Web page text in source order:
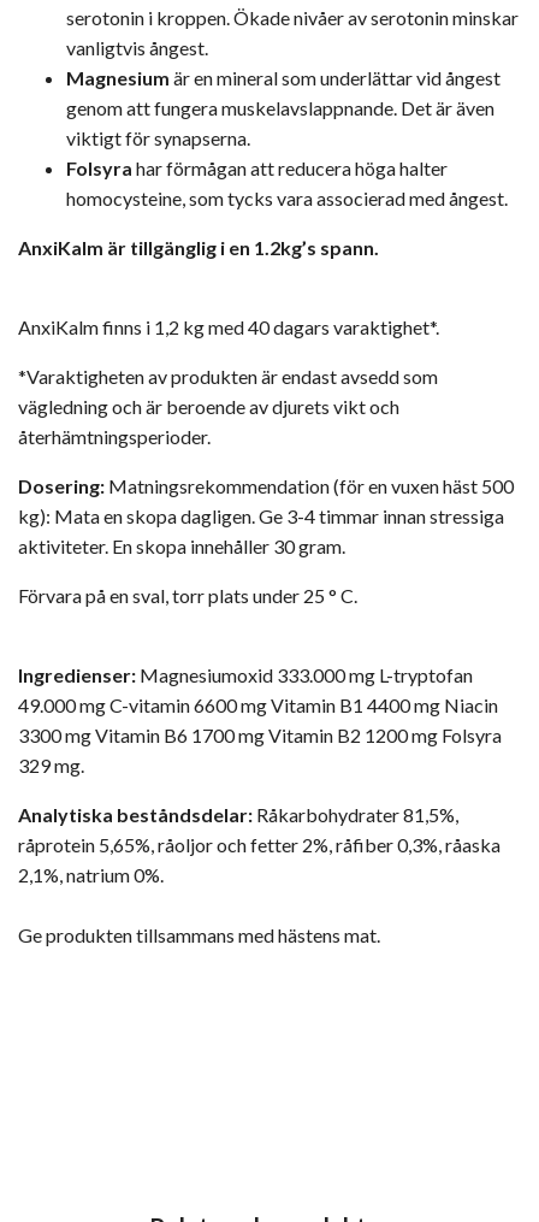
serotonin i kroppen. Ökade nivåer av serotonin minskar
vanligtvis ångest.
Magnesium är en mineral som underlättar vid ångest
genom att fungera muskelavslappnande. Det är även
viktigt för synapserna.
Folsyra har förmågan att reducera höga halter
homocysteine, som tycks vara associerad med ångest.
AnxiKalm är tillgänglig i en 1.2kg’s spann.
AnxiKalm finns i 1,2 kg med 40 dagars varaktighet*.
*Varaktigheten av produkten är endast avsedd som
vägledning och är beroende av djurets vikt och
återhämtningsperioder.
Dosering: Matningsrekommendation (för en vuxen häst 500
kg): Mata en skopa dagligen. Ge 3-4 timmar innan stressiga
aktiviteter. En skopa innehåller 30 gram.
Förvara på en sval, torr plats under 25 ° C.
Ingredienser: Magnesiumoxid 333.000 mg L-tryptofan
49.000 mg C-vitamin 6600 mg Vitamin B1 4400 mg Niacin
3300 mg Vitamin B6 1700 mg Vitamin B2 1200 mg Folsyra
329 mg.
Analytiska beståndsdelar: Råkarbohydrater 81,5%,
råprotein 5,65%, råoljor och fetter 2%, råfiber 0,3%, råaska
2,1%, natrium 0%.
Ge produkten tillsammans med hästens mat.